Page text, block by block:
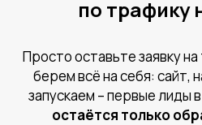
по трафику
Просто оставьте заявку
берем всё на себя: сайт,
запускаем – первые лиды
остаётся только